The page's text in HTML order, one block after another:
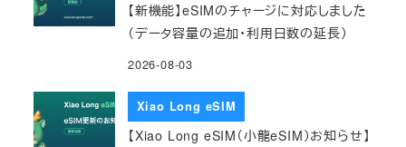
【新機能】eSIMのチャージに対応しました
（データ容量の追加・利用日数の延長）
2026-08-03
Xiao Long eSIM
【Xiao Long eSIM（小龍eSIM）お知らせ】